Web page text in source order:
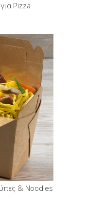
Pizza
& Noodles